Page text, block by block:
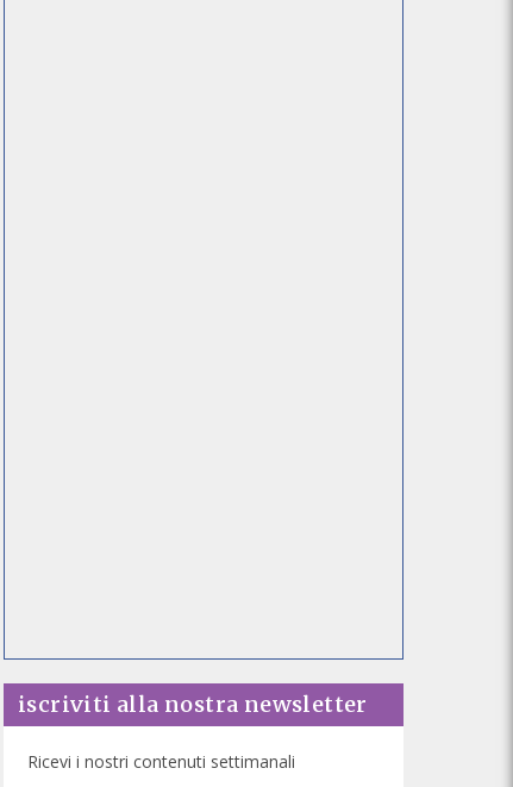
iscriviti alla nostra newsletter
Ricevi i nostri contenuti settimanali